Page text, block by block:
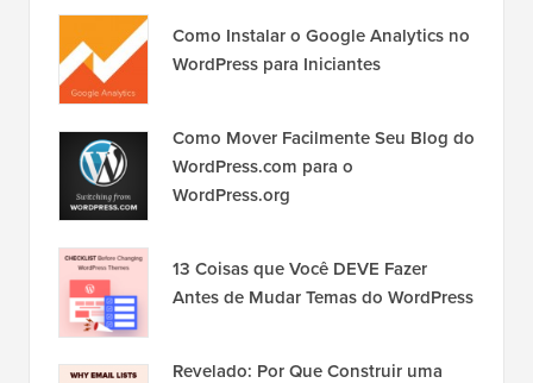
Como Instalar o Google Analytics no
WordPress para Iniciantes
Como Mover Facilmente Seu Blog do
WordPress.com para o
WordPress.org
13 Coisas que Você DEVE Fazer
Antes de Mudar Temas do WordPress
Revelado: Por Que Construir uma